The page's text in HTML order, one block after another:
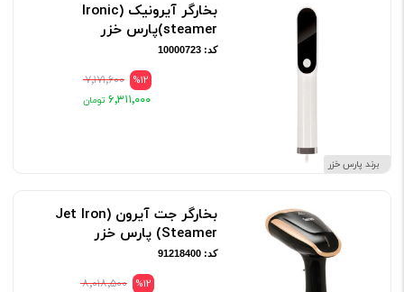
برند پارس خزر
بخارگر آیرونیک (Ironic
steamer)پارس خزر
کد: 10000723
%12 ۷٬۱۷۱٬۶۰۰
۶٬۳۱۱٬۰۰۰
بخارگر جت آیرون (Jet Iron
Steamer) پارس خزر
کد: 91218400
%12 ۸٬۰۱۸٬۵۰۰